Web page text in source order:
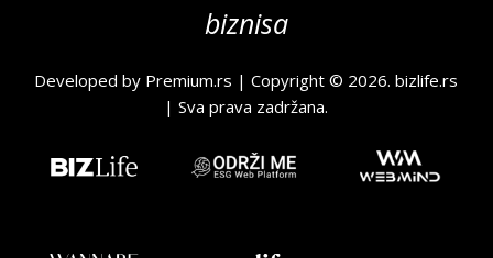
biznisa
Developed by Premium.rs | Copyright © 2026.bizlife.rs
| Sva prava zadržana.